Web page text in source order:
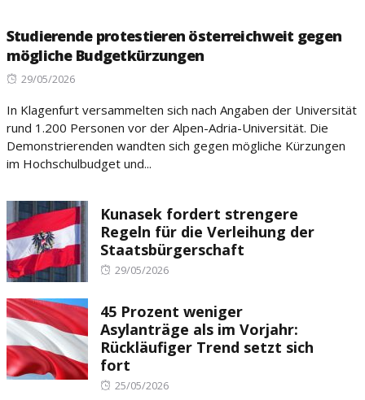
Studierende protestieren österreichweit gegen
mögliche Budgetkürzungen
Posted
29/05/2026
In Klagenfurt versammelten sich nach Angaben der Universität
rund 1.200 Personen vor der Alpen-Adria-Universität. Die
Demonstrierenden wandten sich gegen mögliche Kürzungen
im Hochschulbudget und...
Kunasek fordert strengere
Regeln für die Verleihung der
Staatsbürgerschaft
Posted
29/05/2026
45 Prozent weniger
Asylanträge als im Vorjahr:
Rückläufiger Trend setzt sich
fort
Posted
25/05/2026